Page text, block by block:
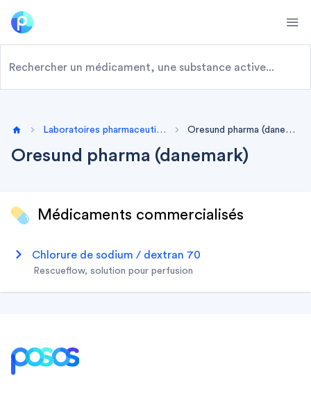
Home
Laboratoires pharmaceutiques Oresund pharma (danemark)
Oresund pharma (danemark)
Médicaments commercialisés
chlorure de sodium / dextran 70
rescueflow, solution pour perfusion